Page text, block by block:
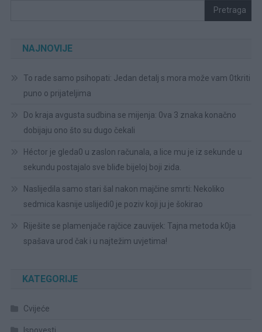
Pretraga
NAJNOVIJE
To rade samo psihopati: Jedan detalj s mora može vam 0tkriti
puno o prijateljima
Do kraja avgusta sudbina se mijenja: 0va 3 znaka konačno
dobijaju ono što su dugo čekali
Héctor je gleda0 u zaslon računala, a lice mu je iz sekunde u
sekundu postajalo sve bliđe bijeloj boji zida.
Naslijedila samo stari šal nakon majčine smrti: Nekoliko
sedmica kasnije uslijedi0 je poziv koji ju je šokirao
Riješite se plamenjače rajčice zauvijek: Tajna metoda k0ja
spašava urod čak i u najtežim uvjetima!
KATEGORIJE
Cvijeće
Ispovesti